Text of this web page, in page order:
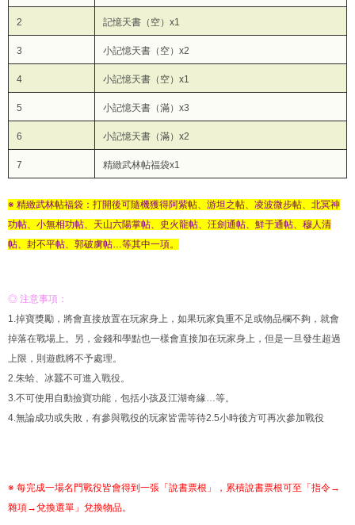
2 記憶天書（空）x1
3 小記憶天書（空）x2
4 小記憶天書（空）x1
5 小記憶天書（滿）x3
6 小記憶天書（滿）x2
7 精緻武林帖福袋x1
※ 精緻武林帖福袋：打開後可隨機獲得阿紫帖、游坦之帖、凌波微步帖、北冥神
功帖、小無相功帖、天山六陽掌帖、史火龍帖、汪劍通帖、鮮于通帖、穆人清
帖、封不平帖、郭破虜帖…等其中一項。
◎ 注意事項：
1.掉寶獎勵，將會直接放置在玩家身上，如果玩家負重不足或物品欄不夠，就會
掉落在戰場上。另，金錢和學點也一樣會直接加在玩家身上，但是一旦發生超過
上限，則遊戲將不予處理。
2.朱蛤、冰蠶不可進入戰役。
3.不可使用自動撿寶功能，包括小孩及江湖奇緣…等。
4.無論成功或失敗，有參與戰役的玩家皆需等待2.5小時後方可再次參加戰役
※ 每完成一場名門戰役皆會得到一張「說書票根」，累積說書票根可至「指令→
雜項→兌換選單」兌換物品。